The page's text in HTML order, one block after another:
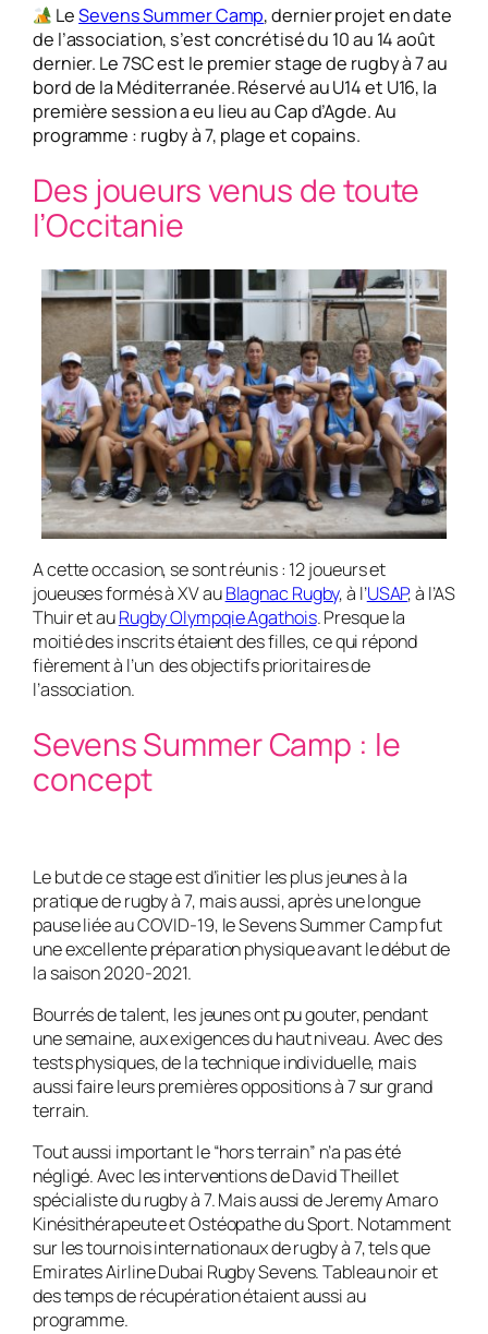
LeSevens Summer Camp, dernier projet en date
de l’association, s’est concrétisé du 10 au 14 août
dernier. Le 7SC est le premier stage de rugby à 7 au
bord de la Méditerranée. Réservé au U14 et U16, la
première session a eu lieu au Cap d’Agde. Au
programme : rugby à 7, plage et copains.
Des joueurs venus de toute
l’Occitanie
A cette occasion, se sont réunis : 12 joueurs et
joueuses formés à XV auBlagnac Rugby, à l’USAP, à l’AS
Thuir et auRugby Olympqie Agathois. Presque la
moitié des inscrits étaient des filles, ce qui répond
fièrement à l’un des objectifs prioritaires de
l’association.
Sevens Summer Camp : le
concept
Le but de ce stage est d’initier les plus jeunes à la
pratique de rugby à 7, mais aussi, après une longue
pause liée au COVID-19, le Sevens Summer Camp fut
une excellente préparation physique avant le début de
la saison 2020-2021.
Bourrés de talent, les jeunes ont pu gouter, pendant
une semaine, aux exigences du haut niveau. Avec des
tests physiques, de la technique individuelle, mais
aussi faire leurs premières oppositions à 7 sur grand
terrain.
Tout aussi important le “hors terrain” n’a pas été
négligé. Avec les interventions de David Theillet
spécialiste du rugby à 7. Mais aussi de Jeremy Amaro
Kinésithérapeute et Ostéopathe du Sport. Notamment
sur les tournois internationaux de rugby à 7, tels que
Emirates Airline Dubai Rugby Sevens. Tableau noir et
des temps de récupération étaient aussi au
programme.